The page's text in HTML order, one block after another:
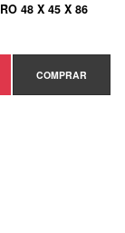
48 X 45 X 86
COMPRAR